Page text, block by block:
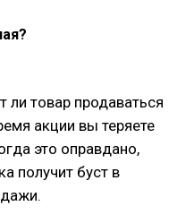
ли товар продаваться
акции вы теряете
это оправдано,
получит буст в